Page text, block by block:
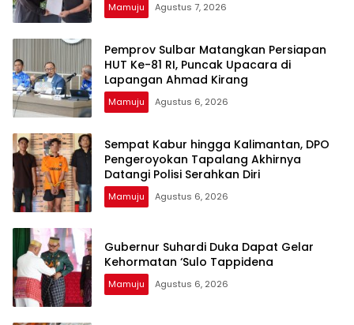
Mamuju Agustus 7, 2026
Pemprov Sulbar Matangkan Persiapan
HUT Ke-81 RI, Puncak Upacara di
Lapangan Ahmad Kirang
Mamuju Agustus 6, 2026
Sempat Kabur hingga Kalimantan, DPO
Pengeroyokan Tapalang Akhirnya
Datangi Polisi Serahkan Diri
Mamuju Agustus 6, 2026
Gubernur Suhardi Duka Dapat Gelar
Kehormatan ‘Sulo Tappidena
Mamuju Agustus 6, 2026